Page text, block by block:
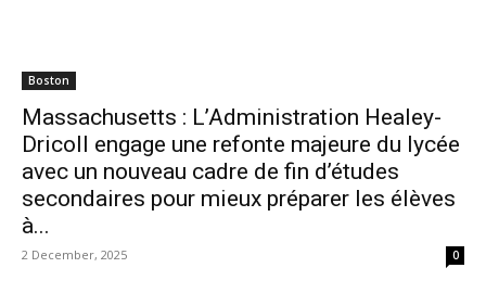
Boston
Massachusetts : L’Administration Healey-
Dricoll engage une refonte majeure du lycée
avec un nouveau cadre de fin d’études
secondaires pour mieux préparer les élèves
à...
2 December, 2025 0